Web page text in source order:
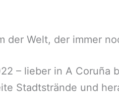
der Welt, der immer
– lieber in A Coruña
Stadtstrände und